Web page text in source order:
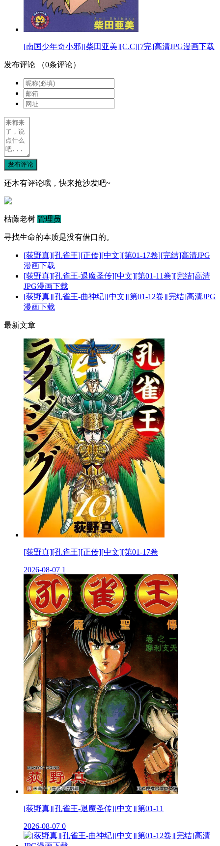
[南国少年奇小邪][柴田亚美][C.C][7完]高清JPG漫画下载
发布评论 （0条评论）
发布评论
还木有评论哦，快来抢沙发吧~
枯藤老树 管理员
寻找生命的本质是没有借口的。
[荻野真][孔雀王][正传][中文][第01-17卷][完结]高清JPG
漫画下载
[荻野真][孔雀王-退魔圣传][中文][第01-11卷][完结]高清
JPG漫画下载
[荻野真][孔雀王-曲神纪][中文][第01-12卷][完结]高清JPG
漫画下载
最新文章
[荻野真][孔雀王][正传][中文][第01-17卷
2026-08-07 1
[荻野真][孔雀王-退魔圣传][中文][第01-11
2026-08-07 0